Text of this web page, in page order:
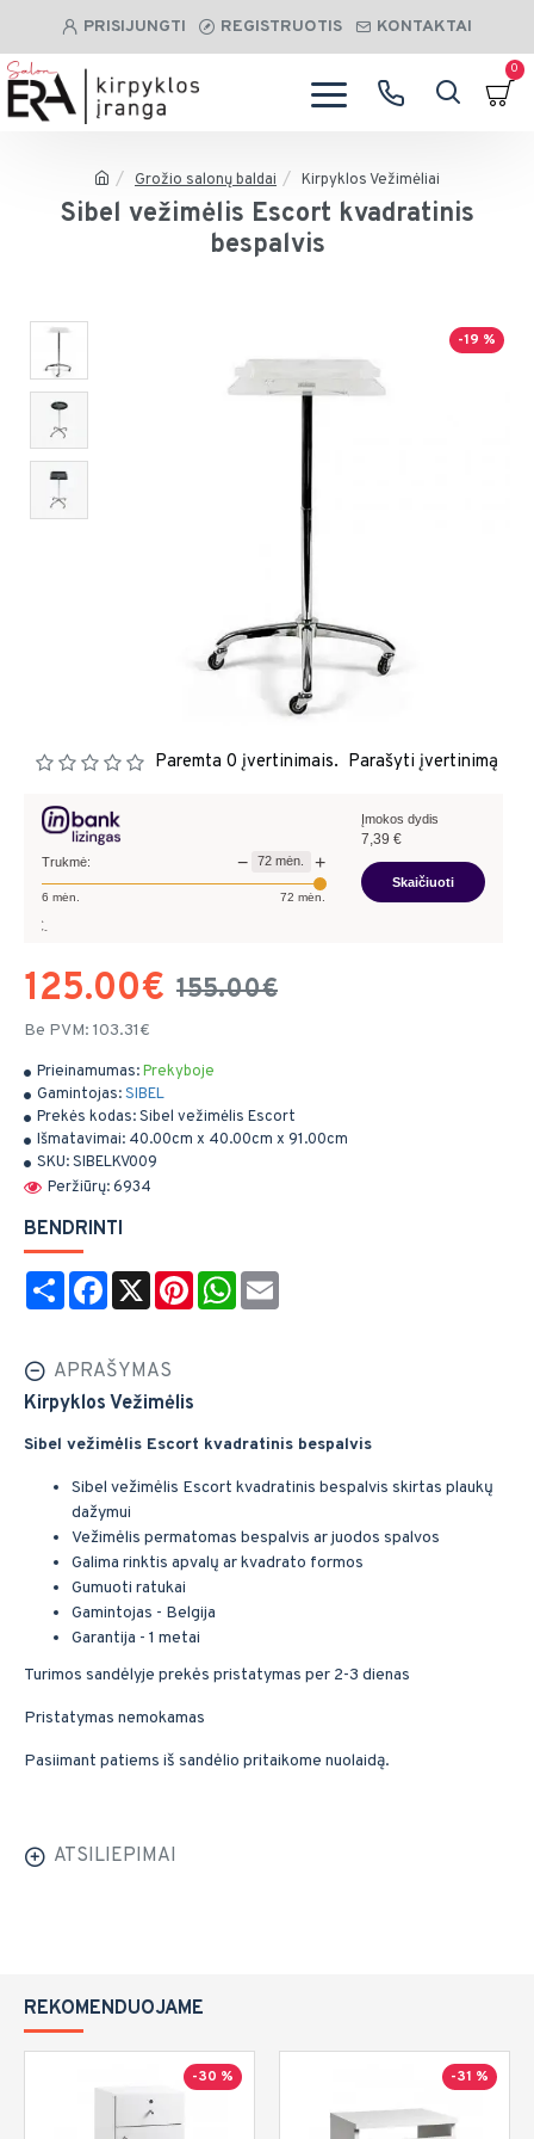
PRISIJUNGTI REGISTRUOTIS KONTAKTAI
0
Grožio salonų baldai Kirpyklos Vežimėliai
Sibel vežimėlis Escort kvadratinis
bespalvis
-19 %
Prieinamumas:Prekyboje
Gamintojas:SIBEL
Prekės kodas:Sibel vežimėlis Escort
Išmatavimai: 40.00cm x 40.00cm x 91.00cm
SKU:SIBELKV009
Peržiūrų: 6934
Paremta 0 įvertinimais. Parašyti įvertinimą
125.00€ 155.00€
Be PVM: 103.31€
Trukmė: − 72 mėn. +
6 mėn. 72 mėn.
Įmokos dydis
7,39 €
Skaičiuoti
BENDRINTI
Share Facebook
X PinterestWhatsApp
APRAŠYMAS
Kirpyklos Vežimėlis
Sibel vežimėlis Escort kvadratinis bespalvis
Sibel vežimėlis Escort kvadratinis bespalvis skirtas plaukų
dažymui
Vežimėlis permatomas bespalvis ar juodos spalvos
Galima rinktis apvalų ar kvadrato formos
Gumuoti ratukai
Gamintojas - Belgija
Garantija - 1 metai
Turimos sandėlyje prekės pristatymas per 2-3 dienas
Pristatymas nemokamas
Pasiimant patiems iš sandėlio pritaikome nuolaidą.
ATSILIEPIMAI
REKOMENDUOJAME
-30 % -31 %